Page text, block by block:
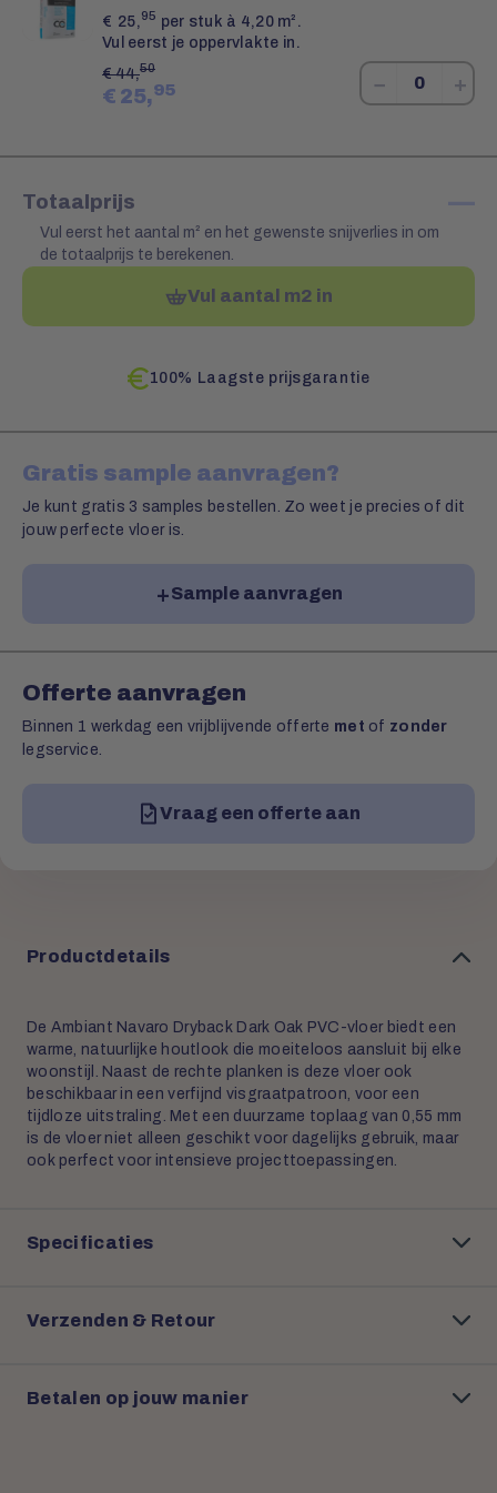
€ 25, 95 per stuk à 4,20 m².
Vul eerst je oppervlakte in.
€44,50
€ 25,95 − +
Totaalprijs —
Vul eerst het aantal m² en het gewenste snijverlies in om
de totaalprijs te berekenen.
Vul aantal m2 in
100% Laagste prijsgarantie
Gratis sample aanvragen?
Je kunt gratis 3 samples bestellen. Zo weet je precies of dit
jouw perfecte vloer is.
Sample aanvragen
Offerte aanvragen
Binnen 1 werkdag een vrijblijvende offerte met of zonder
legservice.
Vraag een offerte aan
Productdetails
De Ambiant Navaro Dryback Dark Oak PVC-vloer biedt een
warme, natuurlijke houtlook die moeiteloos aansluit bij elke
woonstijl. Naast de rechte planken is deze vloer ook
beschikbaar in een verfijnd visgraatpatroon, voor een
tijdloze uitstraling. Met een duurzame toplaag van 0,55 mm
is de vloer niet alleen geschikt voor dagelijks gebruik, maar
ook perfect voor intensieve projecttoepassingen.
Specificaties
Verzenden & Retour
Betalen op jouw manier